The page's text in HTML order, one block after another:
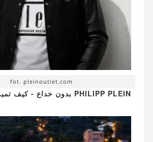
fot. pleinoutlet.com
PHILIPP PLEIN بدون خداع - كيف تميز الأصلي